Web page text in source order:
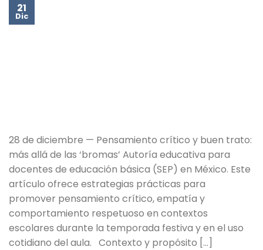
21
Dic
28 de diciembre — Pensamiento crítico y buen trato:
más allá de las ‘bromas’ Autoría educativa para
docentes de educación básica (SEP) en México. Este
artículo ofrece estrategias prácticas para
promover pensamiento crítico, empatía y
comportamiento respetuoso en contextos
escolares durante la temporada festiva y en el uso
cotidiano del aula. Contexto y propósito […]